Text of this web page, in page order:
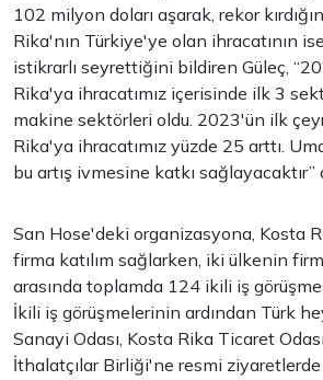
102 milyon doları aşarak, rekor
Rika'nın Türkiye'ye olan ihracatının
istikrarlı seyrettiğini bildiren Güleç,
Rika'ya ihracatımız içerisinde ilk 3
makine sektörleri oldu. 2023'ün ilk
Rika'ya ihracatımız yüzde 25 arttı.
bu artış ivmesine katkı sağlayacaktır”
San Hose'deki organizasyona, Kosta
firma katılım sağlarken, iki ülkenin
arasında toplamda 124 ikili iş
İkili iş görüşmelerinin ardından Türk
Sanayi Odası, Kosta Rika Ticaret
İthalatçılar Birliği'ne resmi